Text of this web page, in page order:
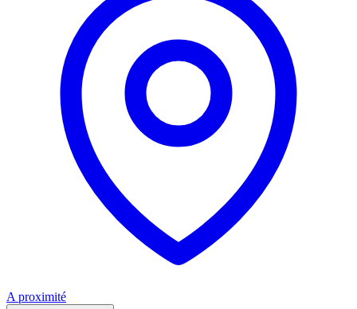
A proximité